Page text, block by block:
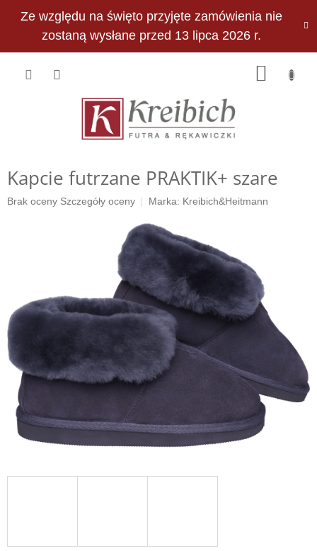
Ze względu na święto przyjęte zamówienia nie
zostaną wysłane przed 13 lipca 2026 r.
PLN
Kapcie futrzane PRAKTIK+ ​​szare
Średnia
gwiazdek.
Brak oceny Szczegóły oceny Marka: Kreibich&Heitmann